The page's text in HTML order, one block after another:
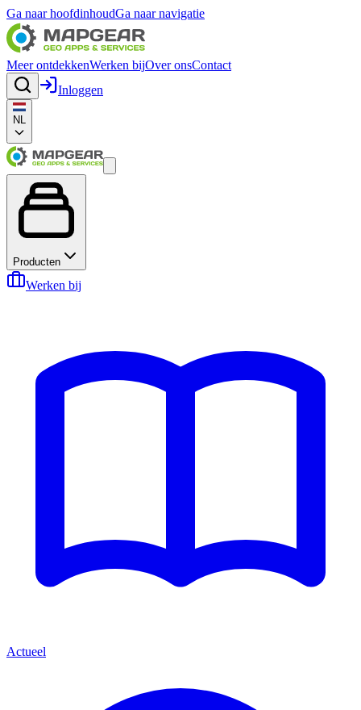
Ga naar hoofdinhoudGa naar navigatie
Meer ontdekkenWerken bijOver onsContact
Inloggen
NL
Producten
Werken bij
Actueel